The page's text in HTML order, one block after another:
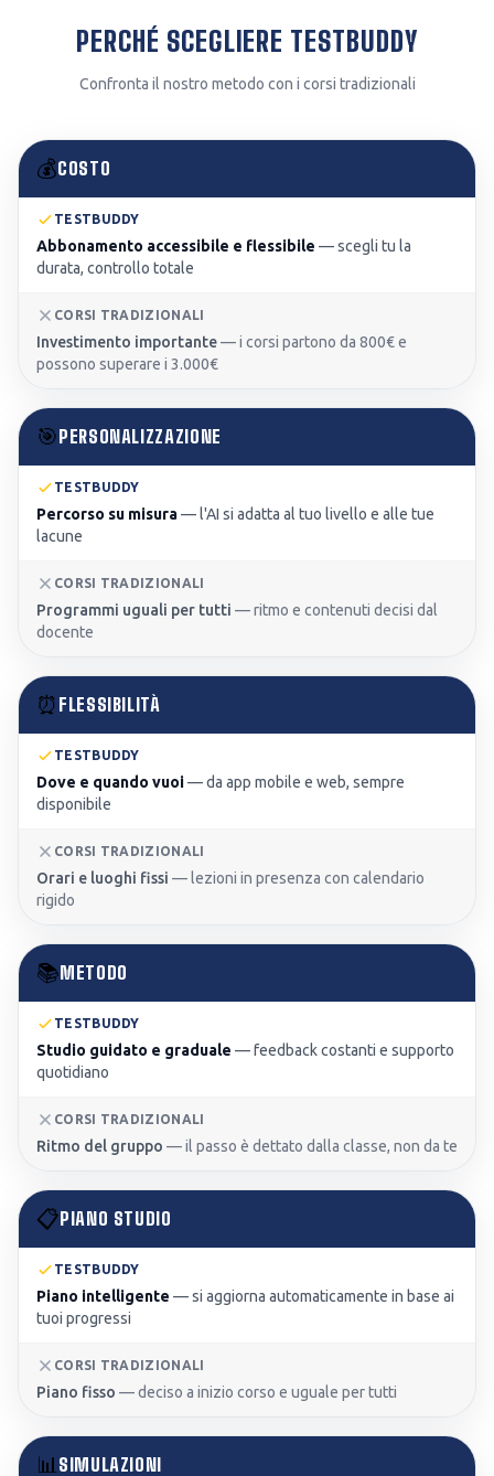
PERCHÉ SCEGLIERE TESTBUDDY
Confronta il nostro metodo con i corsi tradizionali
💰COSTO
TESTBUDDY
Abbonamento accessibile e flessibile —scegli tu la
durata, controllo totale
CORSI TRADIZIONALI
Investimento importante—i corsi partono da 800€ e
possono superare i 3.000€
🎯PERSONALIZZAZIONE
TESTBUDDY
Percorso su misura— l'AI si adatta al tuo livello e alle tue
lacune
CORSI TRADIZIONALI
Programmi uguali per tutti —ritmo e contenuti decisi dal
docente
⏰ FLESSIBILITÀ
TESTBUDDY
Dove e quando vuoi—da app mobile e web, sempre
disponibile
CORSI TRADIZIONALI
Orari e luoghi fissi — lezioni in presenza con calendario
rigido
📚METODO
TESTBUDDY
Studio guidato e graduale —feedback costanti e supporto
quotidiano
CORSI TRADIZIONALI
Ritmo del gruppo —il passo è dettato dalla classe, non da te
📋PIANO STUDIO
TESTBUDDY
Piano intelligente —si aggiorna automaticamente in base ai
tuoi progressi
CORSI TRADIZIONALI
Piano fisso —deciso a inizio corso e uguale per tutti
📊 SIMULAZIONI